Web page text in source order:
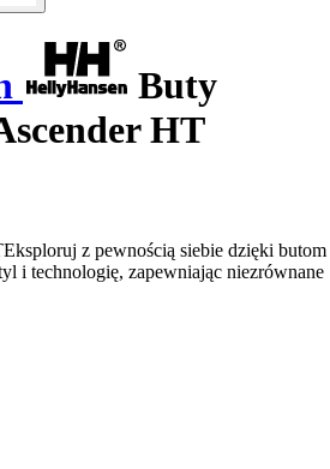
Buty
HT
z pewnością siebie dzięki butom
i technologię, zapewniając niezrównane